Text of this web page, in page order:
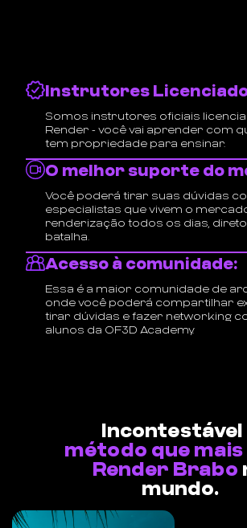
Instrutores
Somos instrutores oficiais
Render - você vai aprender com
tem propriedade para ensinar.
O melhor suporte do
Você poderá tirar suas dúvidas
especialistas que vivem o
renderização todos os dias,
batalha.
Acesso à comunidade:
Essa é a maior comunidade de
onde você poderá compartilhar
tirar dúvidas e fazer networking
alunos da OF3D Academy.
Incontestável
método que
Render Brabo
mundo.